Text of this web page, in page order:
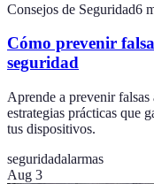
Consejos de Seguridad6
Cómo prevenir
seguridad
Aprende a prevenir falsas
estrategias prácticas que
tus dispositivos.
seguridadalarmas
Aug 3